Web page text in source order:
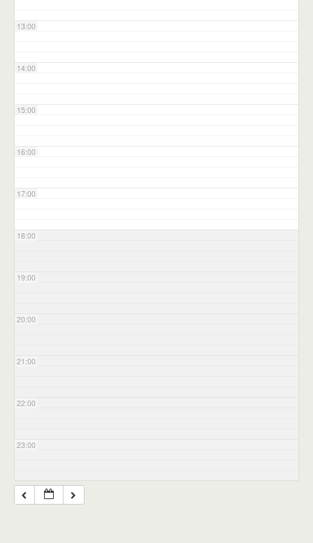
13:00
14:00
15:00
16:00
17:00
18:00
19:00
20:00
21:00
22:00
23:00